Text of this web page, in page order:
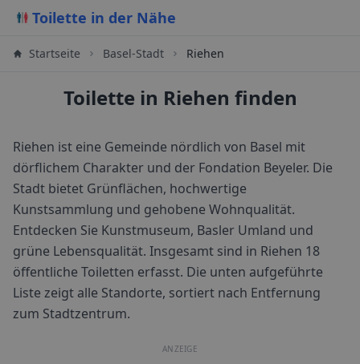
Toilette in der Nähe
Startseite Basel-Stadt Riehen
Toilette in Riehen finden
Riehen ist eine Gemeinde nördlich von Basel mit
dörflichem Charakter und der Fondation Beyeler. Die
Stadt bietet Grünflächen, hochwertige
Kunstsammlung und gehobene Wohnqualität.
Entdecken Sie Kunstmuseum, Basler Umland und
grüne Lebensqualität. Insgesamt sind in Riehen 18
öffentliche Toiletten erfasst. Die unten aufgeführte
Liste zeigt alle Standorte, sortiert nach Entfernung
zum Stadtzentrum.
ANZEIGE